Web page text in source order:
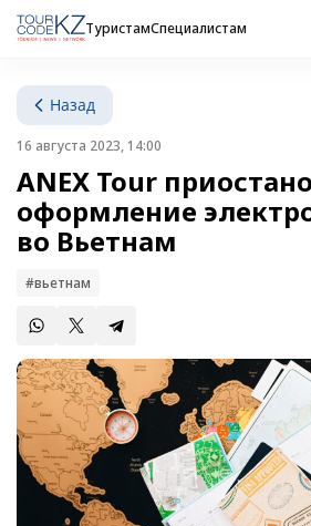
ТуристамСпециалистам
Назад
16 августа 2023, 14:00
ANEX Tour
оформление
во Вьетнам
#вьетнам